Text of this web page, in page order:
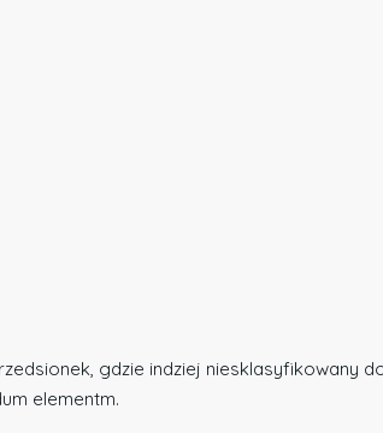
gdzie indziej niesklasyfikowany
elementm.